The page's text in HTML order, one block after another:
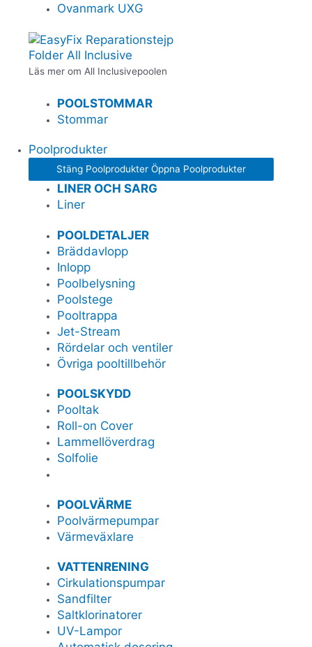
Ovanmark UXG
Folder All Inclusive
Läs mer om All Inclusivepoolen
POOLSTOMMAR
Stommar
Poolprodukter
Stäng Poolprodukter Öppna Poolprodukter
LINER OCH SARG
Liner
POOLDETALJER
Bräddavlopp
Inlopp
Poolbelysning
Poolstege
Pooltrappa
Jet-Stream
Rördelar och ventiler
Övriga pooltillbehör
POOLSKYDD
Pooltak
Roll-on Cover
Lammellöverdrag
Solfolie
POOLVÄRME
Poolvärmepumpar
Värmeväxlare
VATTENRENING
Cirkulationspumpar
Sandfilter
Saltklorinatorer
UV-Lampor